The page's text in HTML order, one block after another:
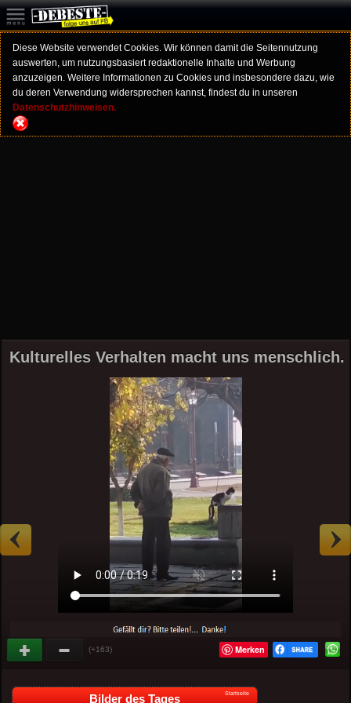
Diese Website verwendet Cookies. Wir können damit die Seitennutzung
auswerten, um nutzungsbasiert redaktionelle Inhalte und Werbung
anzuzeigen. Weitere Informationen zu Cookies und insbesondere dazu, wie
du deren Verwendung widersprechen kannst, findest du in unseren
Datenschutzhinweisen.
Kulturelles Verhalten macht uns menschlich.
(+163) Merken
Bilder des Tages Startseite